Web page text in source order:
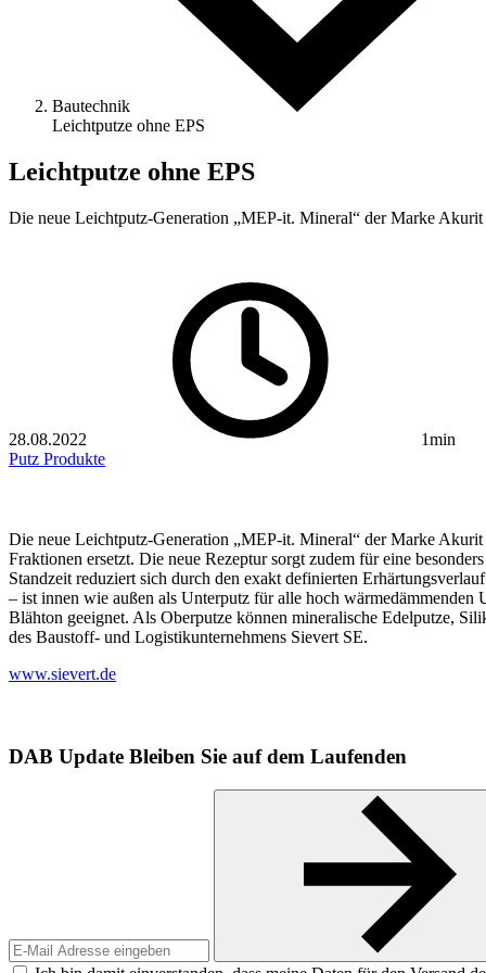
Bautechnik
Leichtputze ohne EPS
Leichtputze ohne EPS
Die neue Leichtputz-Generation „MEP-it. Mineral“ der Marke
28.08.2022
1min
Putz Produkte
Die neue Leichtputz-Generation „MEP-it. Mineral“ der Marke
Fraktionen ersetzt. Die neue Rezeptur sorgt zudem für eine
Standzeit reduziert sich durch den exakt definierten
– ist innen wie außen als Unterputz für alle hoch
Blähton geeignet. Als Oberputze können mineralische Edelputze,
des Baustoff- und Logistikunternehmens Sievert SE.
www.sievert.de
DAB Update Bleiben Sie auf dem Laufenden